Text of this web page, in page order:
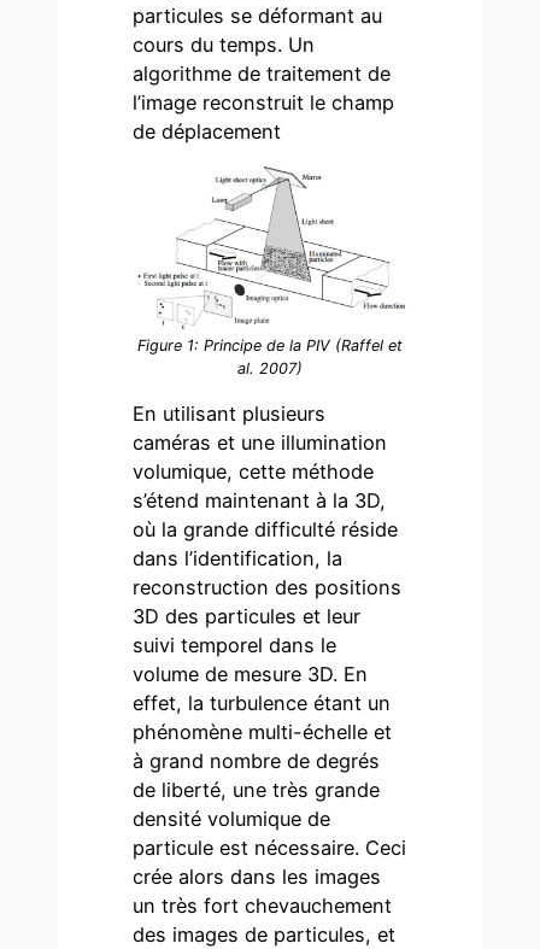
particules se déformant au
cours du temps. Un
algorithme de traitement de
l’image reconstruit le champ
de déplacement
Figure 1: Principe de la PIV (Raffel et
al. 2007)
En utilisant plusieurs
caméras et une illumination
volumique, cette méthode
s’étend maintenant à la 3D,
où la grande difficulté réside
dans l’identification, la
reconstruction des positions
3D des particules et leur
suivi temporel dans le
volume de mesure 3D. En
effet, la turbulence étant un
phénomène multi-échelle et
à grand nombre de degrés
de liberté, une très grande
densité volumique de
particule est nécessaire. Ceci
crée alors dans les images
un très fort chevauchement
des images de particules, et